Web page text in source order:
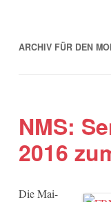
ARCHIV FÜR DEN
NMS:
2016
Die Mai-